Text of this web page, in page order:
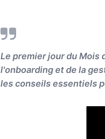
Le premier jour du Mois
l'onboarding et de la
les conseils essentiels